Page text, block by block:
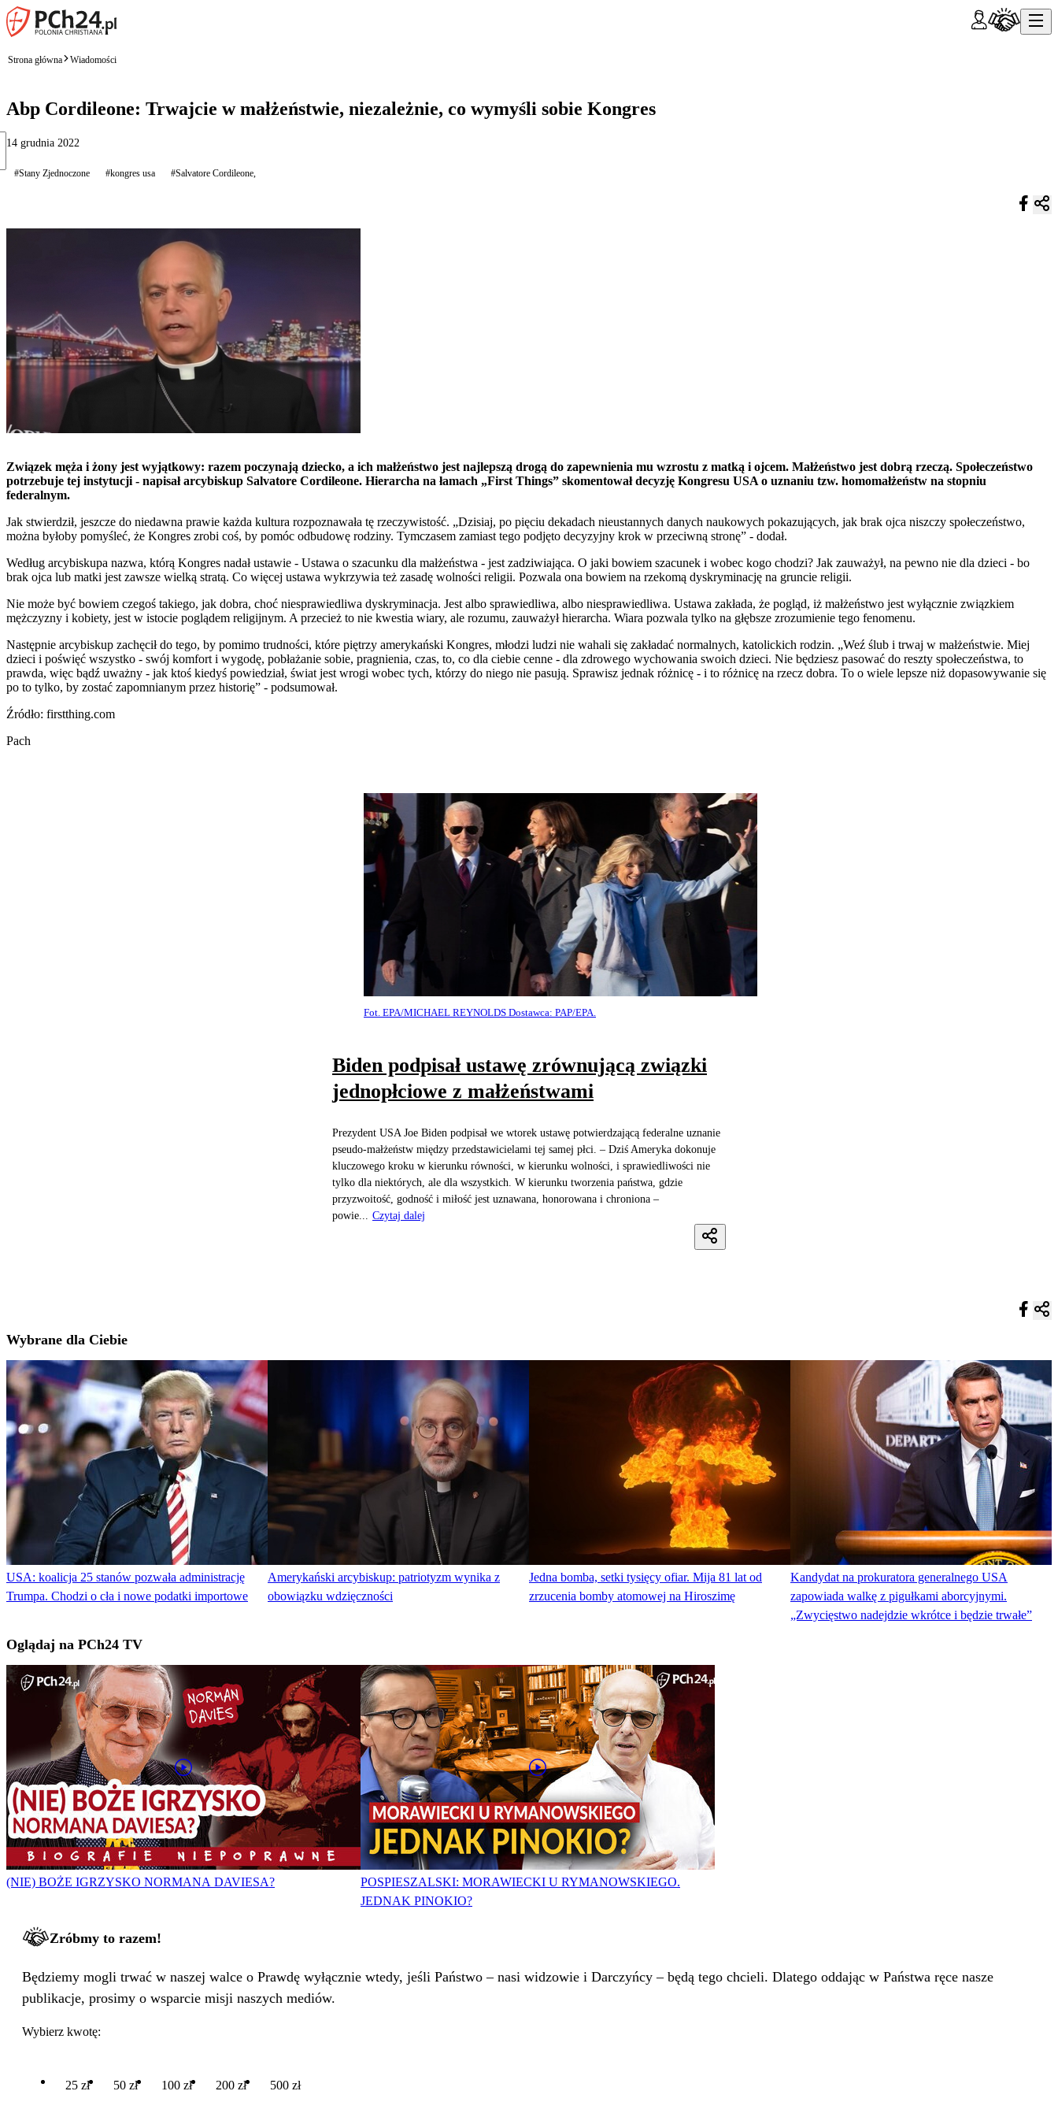
Strona główna Wiadomości
Abp Cordileone: Trwajcie w małżeństwie, niezależnie, co wymyśli sobie Kongres
14 grudnia 2022
#Stany Zjednoczone #kongres usa #Salvatore Cordileone,
Związek męża i żony jest wyjątkowy: razem poczynają dziecko, a ich małżeństwo jest najlepszą drogą do zapewnienia mu wzrostu z matką i ojcem. Małżeństwo jest dobrą rzeczą. Społeczeństwo
potrzebuje tej instytucji - napisał arcybiskup Salvatore Cordileone. Hierarcha na łamach „First Things” skomentował decyzję Kongresu USA o uznaniu tzw. homomałżeństw na stopniu
federalnym.
Jak stwierdził, jeszcze do niedawna prawie każda kultura rozpoznawała tę rzeczywistość. „Dzisiaj, po pięciu dekadach nieustannych danych naukowych pokazujących, jak brak ojca niszczy społeczeństwo,
można byłoby pomyśleć, że Kongres zrobi coś, by pomóc odbudowę rodziny. Tymczasem zamiast tego podjęto decyzyjny krok w przeciwną stronę” - dodał.
Według arcybiskupa nazwa, którą Kongres nadał ustawie - Ustawa o szacunku dla małżeństwa - jest zadziwiająca. O jaki bowiem szacunek i wobec kogo chodzi? Jak zauważył, na pewno nie dla dzieci - bo
brak ojca lub matki jest zawsze wielką stratą. Co więcej ustawa wykrzywia też zasadę wolności religii. Pozwala ona bowiem na rzekomą dyskryminację na gruncie religii.
Nie może być bowiem czegoś takiego, jak dobra, choć niesprawiedliwa dyskryminacja. Jest albo sprawiedliwa, albo niesprawiedliwa. Ustawa zakłada, że pogląd, iż małżeństwo jest wyłącznie związkiem
mężczyzny i kobiety, jest w istocie poglądem religijnym. A przecież to nie kwestia wiary, ale rozumu, zauważył hierarcha. Wiara pozwala tylko na głębsze zrozumienie tego fenomenu.
Następnie arcybiskup zachęcił do tego, by pomimo trudności, które piętrzy amerykański Kongres, młodzi ludzi nie wahali się zakładać normalnych, katolickich rodzin. „Weź ślub i trwaj w małżeństwie. Miej
dzieci i poświęć wszystko - swój komfort i wygodę, pobłażanie sobie, pragnienia, czas, to, co dla ciebie cenne - dla zdrowego wychowania swoich dzieci. Nie będziesz pasować do reszty społeczeństwa, to
prawda, więc bądź uważny - jak ktoś kiedyś powiedział, świat jest wrogi wobec tych, którzy do niego nie pasują. Sprawisz jednak różnicę - i to różnicę na rzecz dobra. To o wiele lepsze niż dopasowywanie się
po to tylko, by zostać zapomnianym przez historię” - podsumował.
Źródło: firstthing.com
Pach
Fot. EPA/MICHAEL REYNOLDS Dostawca: PAP/EPA.
Biden podpisał ustawę zrównującą związki
jednopłciowe z małżeństwami
Prezydent USA Joe Biden podpisał we wtorek ustawę potwierdzającą federalne uznanie
pseudo-małżeństw między przedstawicielami tej samej płci. – Dziś Ameryka dokonuje
kluczowego kroku w kierunku równości, w kierunku wolności, i sprawiedliwości nie
tylko dla niektórych, ale dla wszystkich. W kierunku tworzenia państwa, gdzie
przyzwoitość, godność i miłość jest uznawana, honorowana i chroniona –
powie...
Czytaj dalej
Wybrane dla Ciebie
USA: koalicja 25 stanów pozwała administrację
Trumpa. Chodzi o cła i nowe podatki importowe
Amerykański arcybiskup: patriotyzm wynika z
obowiązku wdzięczności
Jedna bomba, setki tysięcy ofiar. Mija 81 lat od
zrzucenia bomby atomowej na Hiroszimę
Kandydat na prokuratora generalnego USA
zapowiada walkę z pigułkami aborcyjnymi.
„Zwycięstwo nadejdzie wkrótce i będzie trwałe”
Oglądaj na PCh24 TV
(NIE) BOŻE IGRZYSKO NORMANA DAVIESA?
POSPIESZALSKI: MORAWIECKI U RYMANOWSKIEGO.
JEDNAK PINOKIO?
Zróbmy to razem!
Będziemy mogli trwać w naszej walce o Prawdę wyłącznie wtedy, jeśli Państwo – nasi widzowie i Darczyńcy – będą tego chcieli. Dlatego oddając w Państwa ręce nasze
publikacje, prosimy o wsparcie misji naszych mediów.
Wybierz kwotę:
25 zł 50 zł 100 zł 200 zł 500 zł